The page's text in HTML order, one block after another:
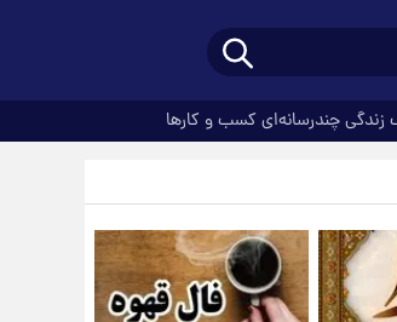
زندگیچندرسانه‌ای کسب و کارها